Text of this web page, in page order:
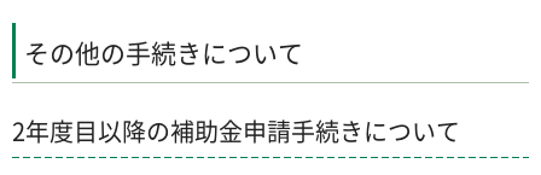
その他の手続きについて
2年度目以降の補助金申請手続きについて